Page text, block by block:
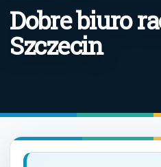
Dobre biuro
Szczecin